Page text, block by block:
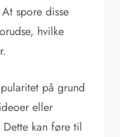
spore disse
hvilke
på grund
eller
Dette kan føre til